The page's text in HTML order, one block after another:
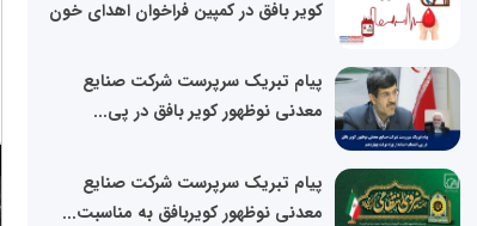
کویر بافق در کمپین فراخوان اهدای خون
پیام تبریک سرپرست شرکت صنایع
معدنی نوظهور کویر بافق در پی...
پیام تبریک سرپرست شرکت صنایع
معدنی نوظهور کویربافق به مناسبت...